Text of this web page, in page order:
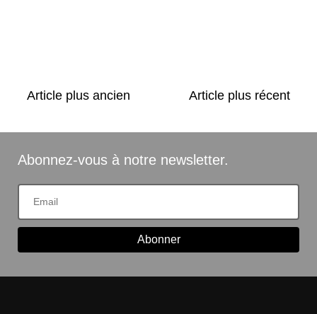
Article plus ancien Article plus récent
Abonnez-vous à notre newsletter.
Abonner